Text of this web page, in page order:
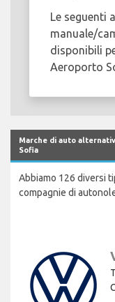
Le seguenti
manuale/
disponibili
Aeroporto
Marche di auto
Sofia
Abbiamo 126 diversi
compagnie di